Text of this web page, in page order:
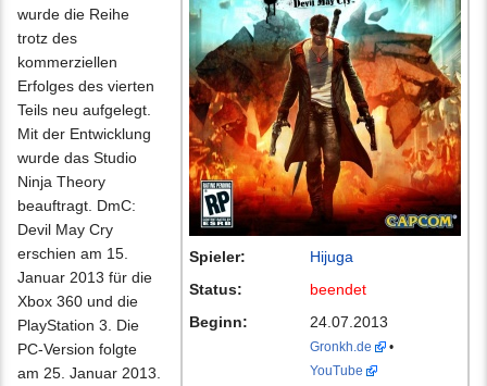
Spieler:
Hijuga
Status:
beendet
Beginn:
24.07.2013
Gronkh.de
•
YouTube
wurde die Reihe
trotz des
kommerziellen
Erfolges des vierten
Teils neu aufgelegt.
Mit der Entwicklung
wurde das Studio
Ninja Theory
beauftragt. DmC:
Devil May Cry
erschien am 15.
Januar 2013 für die
Xbox 360 und die
PlayStation 3. Die
PC-Version folgte
am 25. Januar 2013.